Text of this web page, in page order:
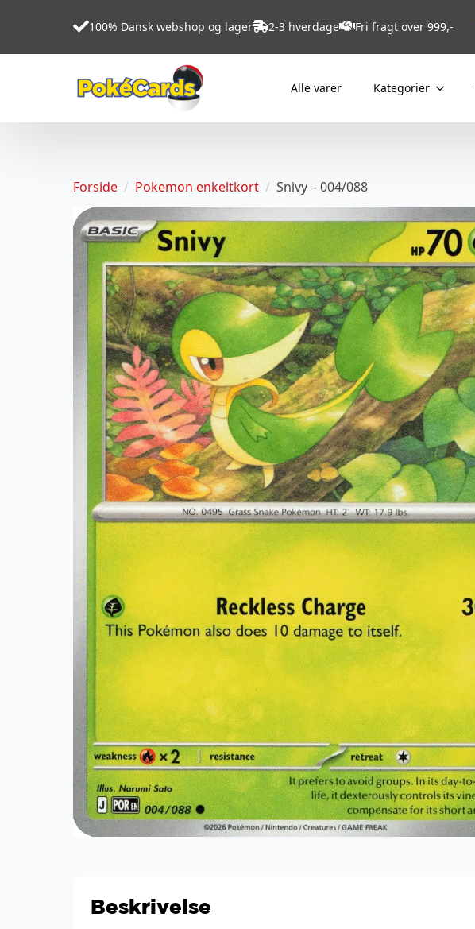
100% Dansk webshop og lager 2-3 hverdage Fri fragt over 999,-
Alle varer Kategorier
Forside Pokemon enkeltkort Snivy – 004/088
Beskrivelse